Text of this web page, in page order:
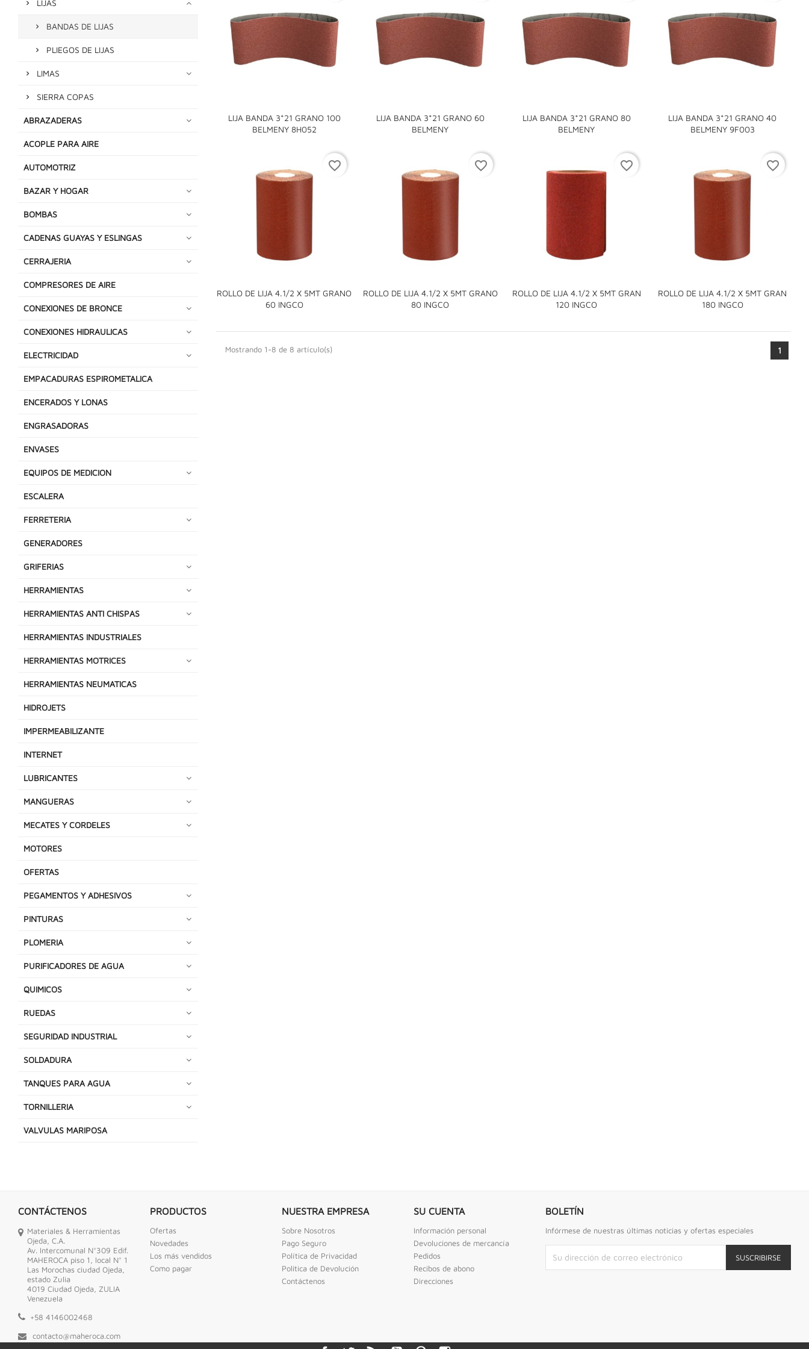
LIJAS
BANDAS DE LIJAS
PLIEGOS DE LIJAS
LIMAS
SIERRA COPAS
ABRAZADERAS
ACOPLE PARA AIRE
AUTOMOTRIZ
BAZAR Y HOGAR
BOMBAS
CADENAS GUAYAS Y ESLINGAS
CERRAJERIA
COMPRESORES DE AIRE
CONEXIONES DE BRONCE
CONEXIONES HIDRAULICAS
ELECTRICIDAD
EMPACADURAS ESPIROMETALICA
ENCERADOS Y LONAS
ENGRASADORAS
ENVASES
EQUIPOS DE MEDICION
ESCALERA
FERRETERIA
GENERADORES
GRIFERIAS
HERRAMIENTAS
HERRAMIENTAS ANTI CHISPAS
HERRAMIENTAS INDUSTRIALES
HERRAMIENTAS MOTRICES
HERRAMIENTAS NEUMATICAS
HIDROJETS
IMPERMEABILIZANTE
INTERNET
LUBRICANTES
MANGUERAS
MECATES Y CORDELES
MOTORES
OFERTAS
PEGAMENTOS Y ADHESIVOS
PINTURAS
PLOMERIA
PURIFICADORES DE AGUA
QUIMICOS
RUEDAS
SEGURIDAD INDUSTRIAL
SOLDADURA
TANQUES PARA AGUA
TORNILLERIA
VALVULAS MARIPOSA
LIJA BANDA 3*21 GRANO 100
BELMENY 8H052

LIJA BANDA 3*21 GRANO 60
BELMENY

LIJA BANDA 3*21 GRANO 80
BELMENY

LIJA BANDA 3*21 GRANO 40
BELMENY 9F003

ROLLO DE LIJA 4.1/2 X 5MT GRANO
60 INGCO

favorite_border
ROLLO DE LIJA 4.1/2 X 5MT GRANO
80 INGCO

favorite_border
ROLLO DE LIJA 4.1/2 X 5MT GRAN
120 INGCO

favorite_border
ROLLO DE LIJA 4.1/2 X 5MT GRAN
180 INGCO

favorite_border
Mostrando 1-8 de 8 artículo(s) 1
CONTÁCTENOS
Materiales & Herramientas
Ojeda, C.A.
Av. Intercomunal N°309 Edif.
MAHEROCA piso 1, local N° 1
Las Morochas ciudad Ojeda,
estado Zulia
4019 Ciudad Ojeda, ZULIA
Venezuela
+58 4146002468
contacto@maheroca.com
PRODUCTOS
Ofertas
Novedades
Los más vendidos
Como pagar
NUESTRA EMPRESA
Sobre Nosotros
Pago Seguro
Política de Privacidad
Politica de Devolución
Contáctenos
SU CUENTA
Información personal
Devoluciones de mercancía
Pedidos
Recibos de abono
Direcciones
BOLETÍN
Infórmese de nuestras últimas noticias y ofertas especiales
Facebook Twitter YouTube Pinterest